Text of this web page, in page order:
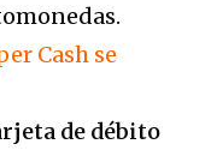
Cash se
de débito